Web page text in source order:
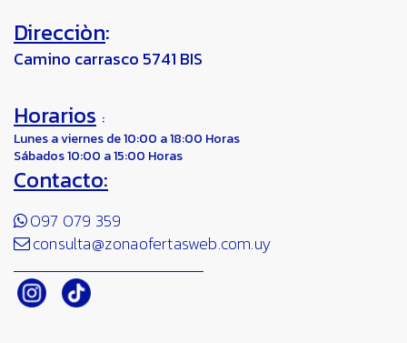
Direcciòn:
Camino carrasco 5741 BIS
Horarios :
Lunes a viernes de 10:00 a 18:00 Horas
Sábados 10:00 a 15:00 Horas
Contacto:
097 079 359
consulta@zonaofertasweb.com.uy